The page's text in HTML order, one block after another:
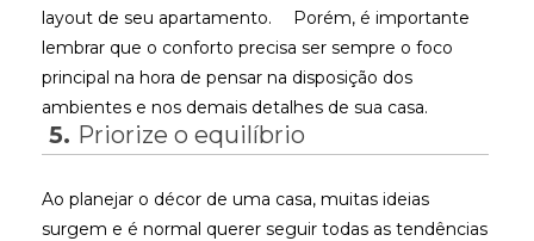
layout de seu apartamento.
Porém, é importante
lembrar que o conforto precisa ser sempre o foco
principal na hora de pensar na disposição dos
ambientes e nos demais detalhes de sua casa.
5. Priorize o equilíbrio
Ao planejar o décor de uma casa, muitas ideias
surgem e é normal querer seguir todas as tendências